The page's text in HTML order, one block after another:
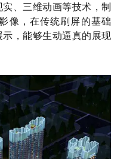
、三维动画等技术，制
像，在传统刷屏的基础
示，能够生动逼真的展现